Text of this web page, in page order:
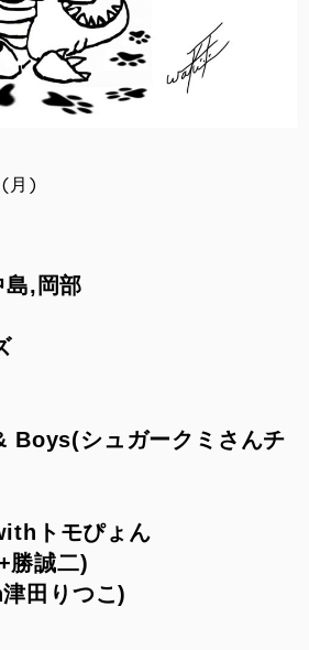
(月)
,岡部
シュガークミさんチ
トモぴょん
勝誠二)
田りつこ)